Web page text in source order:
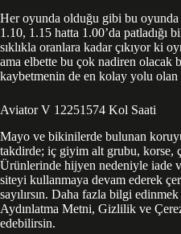
Her oyunda olduğu gibi bu oyunda
1.10, 1.15 hatta 1.00’da patladığı
sıklıkla oranlara kadar çıkıyor ki
ama elbette bu çok nadiren olacak
kaybetmenin de en kolay yolu olan
Aviator V 12251574 Kol Saati
Mayo ve bikinilerde bulunan
takdirde; iç giyim alt grubu, korse,
Ürünlerinde hijyen nedeniyle iade
siteyi kullanmaya devam ederek
sayılırsın. Daha fazla bilgi
Aydınlatma Metni, Gizlilik ve
edebilirsin.